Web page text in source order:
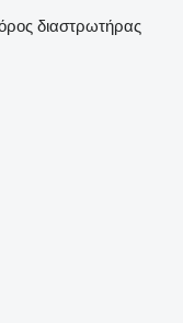
διαστρωτήρας